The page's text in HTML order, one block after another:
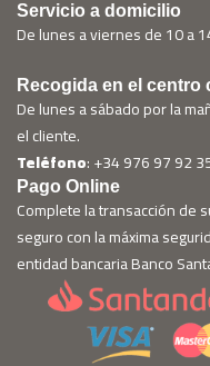
Servicio a domicilio
De lunes a viernes de 10 a
Recogida en el centro
De lunes a sábado por la
el cliente.
Teléfono: +34 976 97 92
Pago Online
Complete la transacción de
seguro con la máxima
entidad bancaria Banco